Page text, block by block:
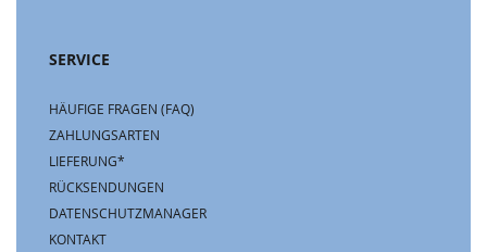
SERVICE
HÄUFIGE FRAGEN (FAQ)
ZAHLUNGSARTEN
LIEFERUNG*
RÜCKSENDUNGEN
DATENSCHUTZMANAGER
KONTAKT